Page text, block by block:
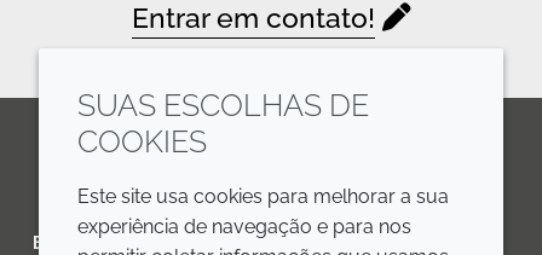
Entrar em contato!
LinkedInYoutubeLine
EMPRESA LEGAL
SUAS ESCOLHAS DE
COOKIES
Este site usa cookies para melhorar a sua
experiência de navegação e para nos